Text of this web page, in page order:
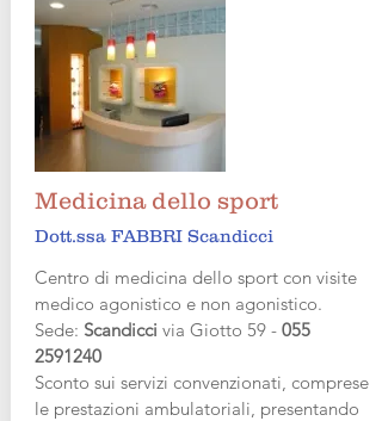
Medicina dello sport
Dott.ssa FABBRI Scandicci
Centro di medicina dello sport con visite
medico agonistico e non agonistico.
Sede: Scandicci via Giotto 59 - 055
2591240
Sconto sui servizi convenzionati, comprese
le prestazioni ambulatoriali, presentando